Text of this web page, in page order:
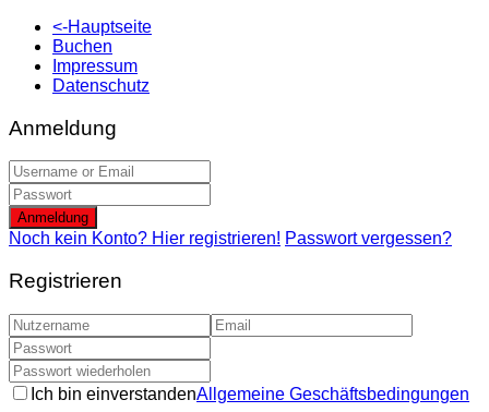
<-Hauptseite
Buchen
Impressum
Datenschutz
Anmeldung
Anmeldung
Noch kein Konto? Hier registrieren! Passwort vergessen?
Registrieren
Ich bin einverstandenAllgemeine Geschäftsbedingungen